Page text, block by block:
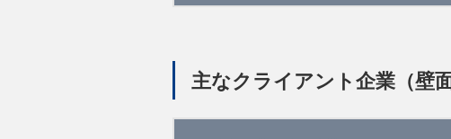
主なクライアント企業（壁